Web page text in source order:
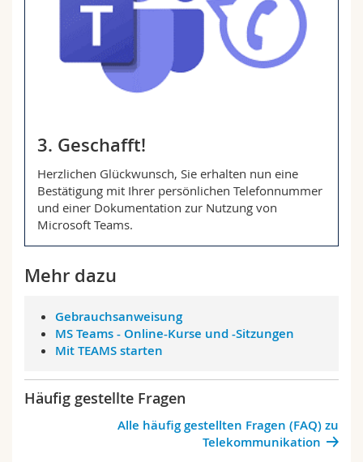
3. Geschafft!
Herzlichen Glückwunsch, Sie erhalten nun eine
Bestätigung mit Ihrer persönlichen Telefonnummer
und einer Dokumentation zur Nutzung von
Microsoft Teams.
Mehr dazu
Gebrauchsanweisung
MS Teams - Online-Kurse und -Sitzungen
Mit TEAMS starten
Häufig gestellte Fragen
Alle häufig gestellten Fragen (FAQ) zu
Telekommunikation